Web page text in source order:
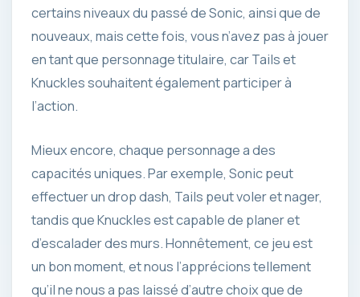
certains niveaux du passé de Sonic, ainsi que de
nouveaux, mais cette fois, vous n’avez pas à jouer
en tant que personnage titulaire, car Tails et
Knuckles souhaitent également participer à
l’action.
Mieux encore, chaque personnage a des
capacités uniques. Par exemple, Sonic peut
effectuer un drop dash, Tails peut voler et nager,
tandis que Knuckles est capable de planer et
d’escalader des murs. Honnêtement, ce jeu est
un bon moment, et nous l’apprécions tellement
qu’il ne nous a pas laissé d’autre choix que de